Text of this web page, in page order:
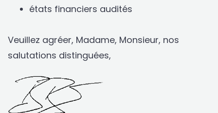
états financiers audités
Veuillez agréer, Madame, Monsieur, nos
salutations distinguées,